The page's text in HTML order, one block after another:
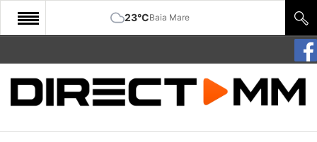
23°CBaia Mare
START
COMUNITATE